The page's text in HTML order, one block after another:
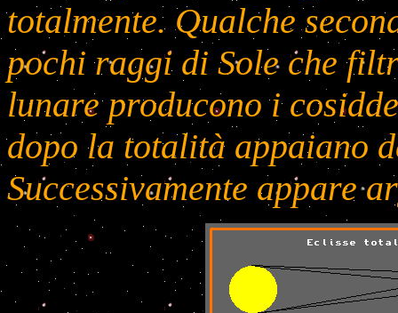
totalmente. Qualche
pochi raggi di Sole che
lunare producono i
dopo la totalità appaiano
Successivamente appare